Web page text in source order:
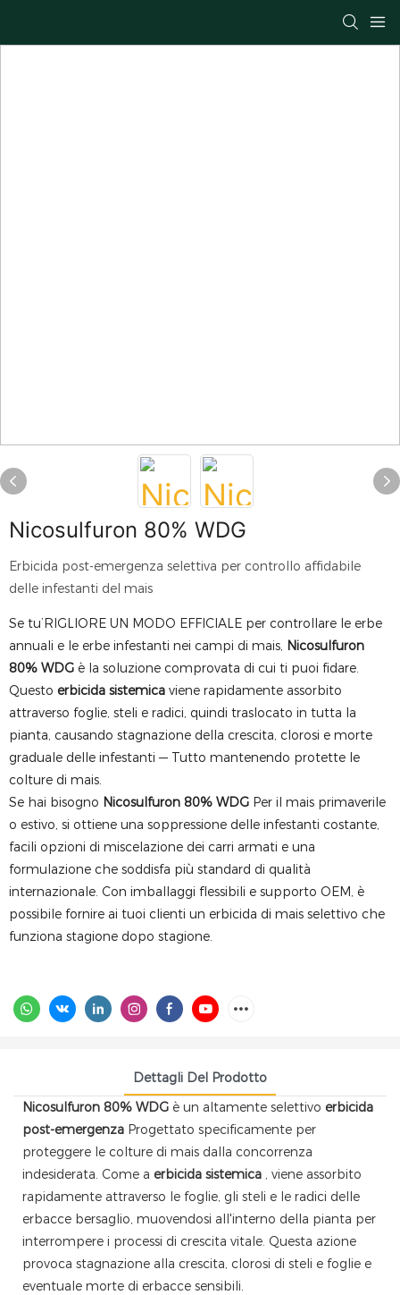
Nicosulfuron 80% WDG
Erbicida post-emergenza selettiva per controllo affidabile
delle infestanti del mais
Se tu’RIGLIORE UN MODO EFFICIALE per controllare le erbe
annuali e le erbe infestanti nei campi di mais, Nicosulfuron
80% WDG è la soluzione comprovata di cui ti puoi fidare.
Questo erbicida sistemica viene rapidamente assorbito
attraverso foglie, steli e radici, quindi traslocato in tutta la
pianta, causando stagnazione della crescita, clorosi e morte
graduale delle infestanti — Tutto mantenendo protette le
colture di mais.
Se hai bisogno Nicosulfuron 80% WDG Per il mais primaverile
o estivo, si ottiene una soppressione delle infestanti costante,
facili opzioni di miscelazione dei carri armati e una
formulazione che soddisfa più standard di qualità
internazionale. Con imballaggi flessibili e supporto OEM, è
possibile fornire ai tuoi clienti un erbicida di mais selettivo che
funziona stagione dopo stagione.
Dettagli Del Prodotto
Nicosulfuron 80% WDG è un altamente selettivo erbicida
post-emergenza Progettato specificamente per
proteggere le colture di mais dalla concorrenza
indesiderata. Come a erbicida sistemica , viene assorbito
rapidamente attraverso le foglie, gli steli e le radici delle
erbacce bersaglio, muovendosi all'interno della pianta per
interrompere i processi di crescita vitale. Questa azione
provoca stagnazione alla crescita, clorosi di steli e foglie e
eventuale morte di erbacce sensibili.